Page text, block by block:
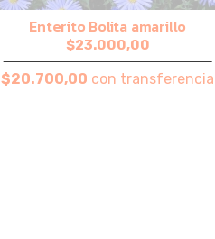
Enterito Bolita amarillo
$23.000,00
$20.700,00 con transferencia